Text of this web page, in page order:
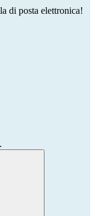
di posta elettronica!